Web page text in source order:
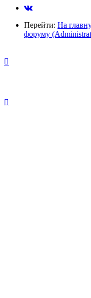
Перейти: На
форуму